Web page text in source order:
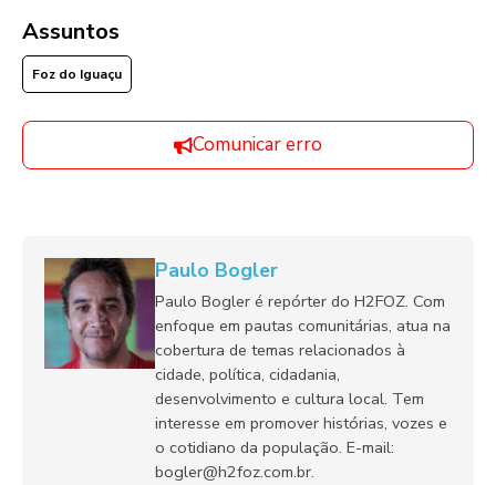
Assuntos
Foz do Iguaçu
Comunicar erro
Paulo Bogler
Paulo Bogler é repórter do H2FOZ. Com
enfoque em pautas comunitárias, atua na
cobertura de temas relacionados à
cidade, política, cidadania,
desenvolvimento e cultura local. Tem
interesse em promover histórias, vozes e
o cotidiano da população. E-mail:
bogler@h2foz.com.br.